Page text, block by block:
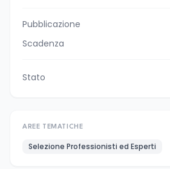
Pubblicazione
Scadenza
Stato
AREE TEMATICHE
Selezione Professionisti ed Esperti